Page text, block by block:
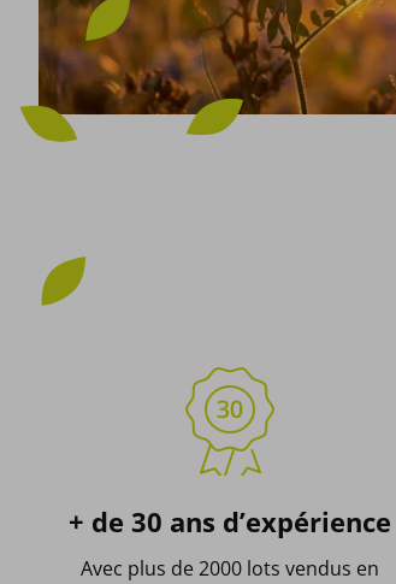
+ de 30 ans d’expérience
Avec plus de 2000 lots vendus en